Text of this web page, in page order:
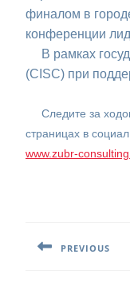
финалом в
конференции
В рамках
(CISC) при
Следите за
страницах в
www.zubr-
записям
PREVIOUS